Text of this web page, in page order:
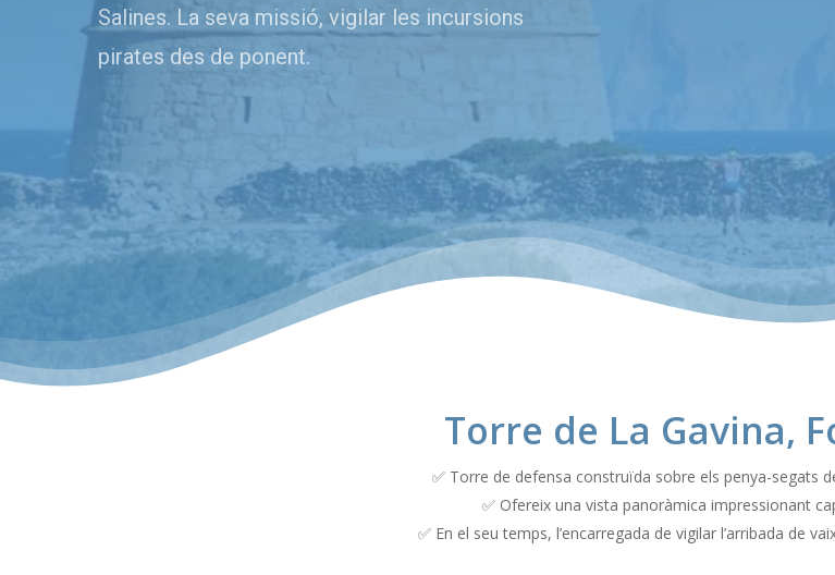
Salines. La seva missió, vigilar les incursions
pirates des de ponent.
Torre de La Gavina,
✅ Torre de defensa construïda sobre els penya-segats
✅ Ofereix una vista panoràmica impressionant
✅ En el seu temps, l’encarregada de vigilar l’arribada de